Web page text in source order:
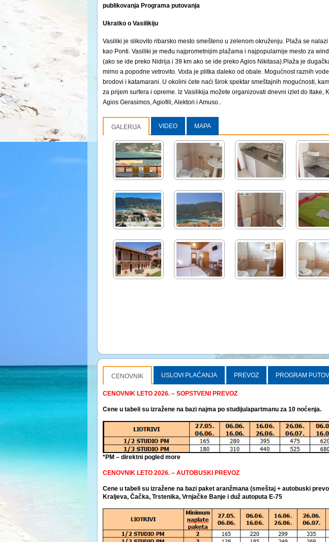
publikovanja Programa putovanja
Ukratko o Vasilikiju
Vasiliki je slikovito ribarsko mesto smešteno u zelenom okruženju. Plaža se
kao Ponti. Vasiliki je među najprometnijim plažama i najpopularnije mesto za
(ako se ide preko Nidrija i 39 km ako se ide preko Agios Nikitasa).Plaža je
mirno a popodne vetrovito. Voda je plitka daleko od obale. Mogućnost raznih
brodovi i katamarani. U okolini ćete naći širok spektar smeštajnih mogućnosti,
za prijem surfera i opreme. Iz Vasilikija možete organizovati dnevni izlet do
Agios Gerasimos, Agiofili, Alektori i Amuso..
GALERIJA VIDEO MAPA
CENOVNIK USLOVI PLAĆANJA PREVOZ PROGRAM
CENOVNIK LETO 2026. – SOPSTVENI PREVOZ
Cene u tabeli su izražene na bazi najma po studiju/apartmanu za 10 noćenja.
*PM – direktni pogled more
CENOVNIK LETO 2026. – AUTOBUSKI PREVOZ
Cene u tabeli su izražene na bazi paket aranžmana (smeštaj + autobuski
Kraljeva, Čačka, Trstenika, Vrnjačke Banje i duž autoputa E-75